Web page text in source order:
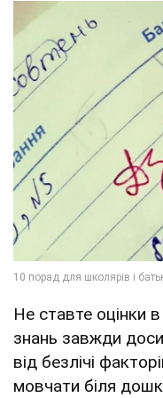
Не ставте оцінки
знань завжди
від безлічі
мовчати біля